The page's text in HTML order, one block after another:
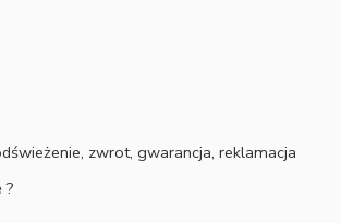
zwrot, gwarancja, reklamacja
?